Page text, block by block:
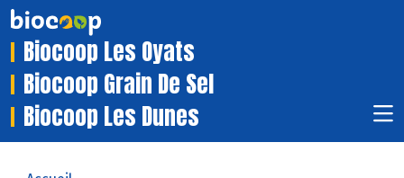
Biocoop Les Oyats
Biocoop Grain De Sel
Biocoop Les Dunes